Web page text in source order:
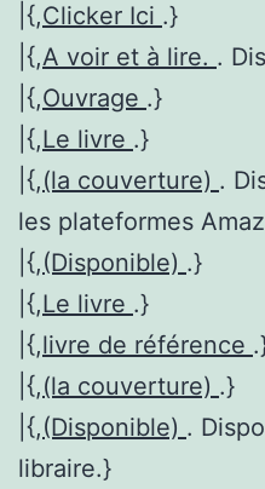
|{,Clicker Ici .}
|{,A voir et à lire. .
|{,Ouvrage .}
|{,Le livre .}
|{,(la couverture) .
les plateformes
|{,(Disponible) .}
|{,Le livre .}
|{,livre de référence
|{,(la couverture) .}
|{,(Disponible) .
libraire.}